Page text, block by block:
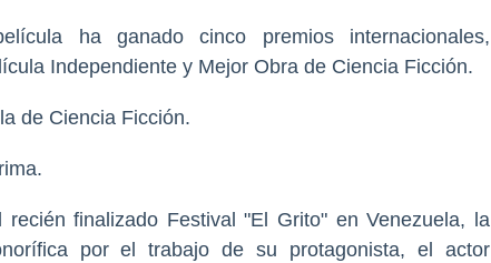
ha ganado cinco premios internacionales,
Independiente y Mejor Obra de Ciencia Ficción.
de Ciencia Ficción.
recién finalizado Festival "El Grito" en Venezuela, la
por el trabajo de su protagonista, el actor